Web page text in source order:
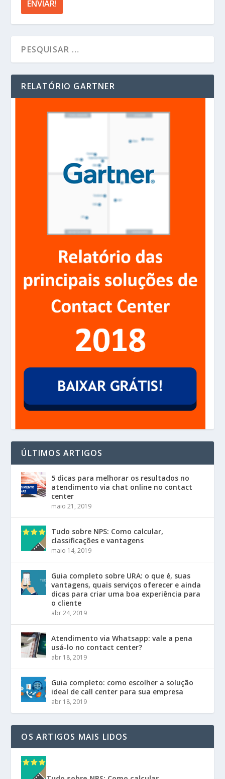
RELATÓRIO GARTNER
ÚLTIMOS ARTIGOS
5 dicas para melhorar os resultados no
atendimento via chat online no contact
center
maio 21, 2019
Tudo sobre NPS: Como calcular,
classificações e vantagens
maio 14, 2019
Guia completo sobre URA: o que é, suas
vantagens, quais serviços oferecer e ainda
dicas para criar uma boa experiência para
o cliente
abr 24, 2019
Atendimento via Whatsapp: vale a pena
usá-lo no contact center?
abr 18, 2019
Guia completo: como escolher a solução
ideal de call center para sua empresa
abr 18, 2019
OS ARTIGOS MAIS LIDOS